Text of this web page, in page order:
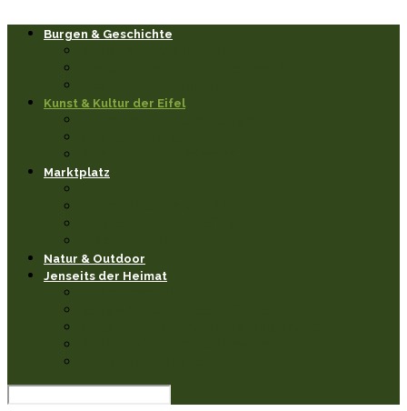
Burgen & Geschichte
Kunst & Kultur der Eifel
Marktplatz
Natur & Outdoor
Jenseits der Heimat